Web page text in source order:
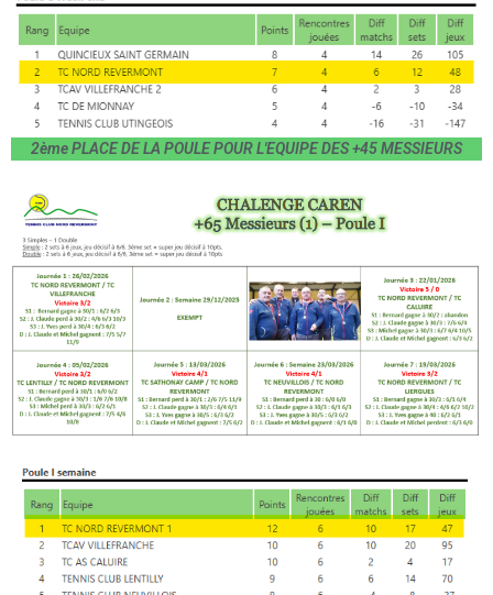
2ème PLACE DE LA POULE POUR L'EQUIPE DES +45 MESSIEURS